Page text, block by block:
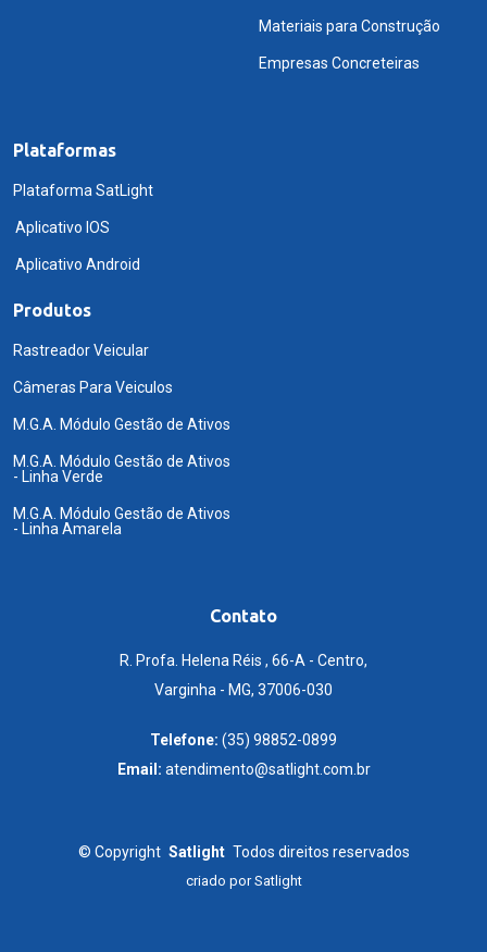
Materiais para Construção
Empresas Concreteiras
Plataformas
Plataforma SatLight
Aplicativo IOS
Aplicativo Android
Produtos
Rastreador Veicular
Câmeras Para Veiculos
M.G.A. Módulo Gestão de Ativos
M.G.A. Módulo Gestão de Ativos
- Linha Verde
M.G.A. Módulo Gestão de Ativos
- Linha Amarela
Contato
R. Profa. Helena Réis , 66-A - Centro,
Varginha - MG, 37006-030
Telefone: (35) 98852-0899
Email: atendimento@satlight.com.br
© Copyright Satlight Todos direitos reservados
criado porSatlight